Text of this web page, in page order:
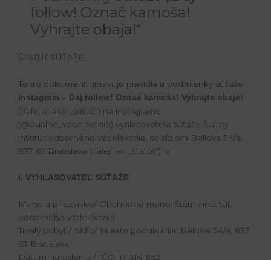
follow! Označ kamoša!
Vyhrajte obaja!“
ŠTATÚT SÚŤAŽE
Tento dokument upravuje pravidlá a podmienky súťaže
instagram – Daj follow! Označ kamoša! Vyhrajte obaja!
(ďalej aj ako „súťaž“) na instagrame
(@dualne_vzdelavanie) vyhlasovateľa súťaže Štátny
inštitút odborného vzdelávania, so sídlom Bellova 54/a,
837 63 Bratislava (ďalej len „štatút“). a
I. VYHLASOVATEĽ SÚŤAŽE
Meno a priezvisko/ Obchodné meno: Štátny inštitút
odborného vzdelávania
Trvalý pobyt / Sídlo/ Miesto podnikania: Bellova 54/a, 837
63 Bratislava
Dátum narodenia / IČO: 17 314 852